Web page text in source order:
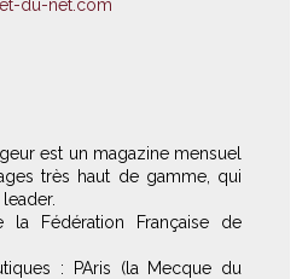
du-net.com
est un magazine mensuel
très haut de gamme, qui
la Fédération Française de
: PAris (la Mecque du